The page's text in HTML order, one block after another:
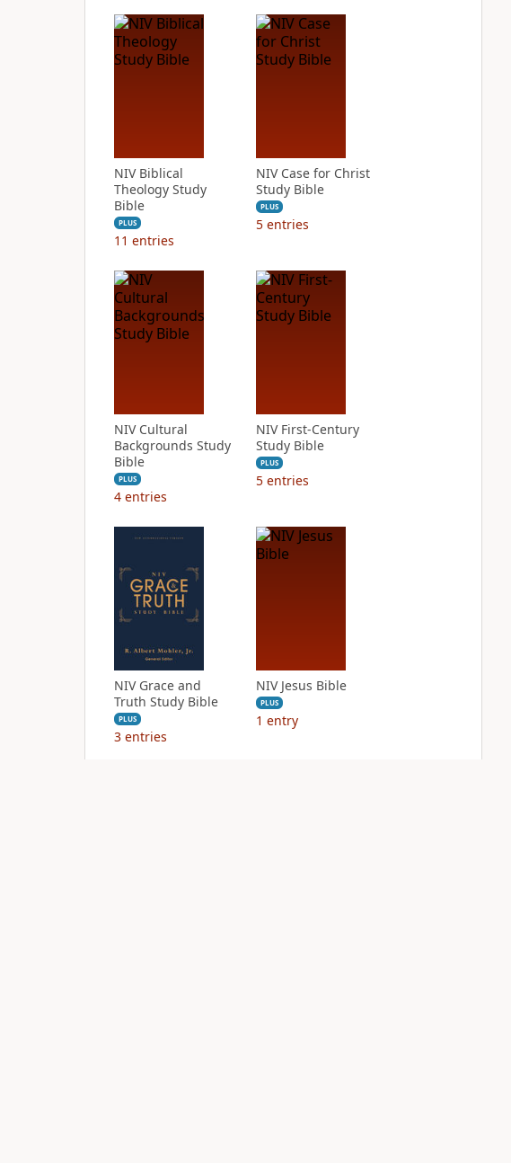
NIV Biblical
Theology Study
Bible
PLUS
11 entries
NIV Case for Christ
Study Bible
PLUS
5 entries
NIV Cultural
Backgrounds Study
Bible
PLUS
4 entries
NIV First-Century
Study Bible
PLUS
5 entries
NIV Grace and
Truth Study Bible
PLUS
3 entries
NIV Jesus Bible
PLUS
1 entry